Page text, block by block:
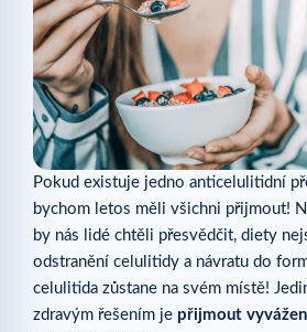
Pokud existuje jedno anticelulitidní
bychom letos měli všichni přijmout!
by nás lidé chtěli přesvědčit, diety
odstranění celulitidy a návratu do
celulitida zůstane na svém místě!
zdravým řešením je přijmout